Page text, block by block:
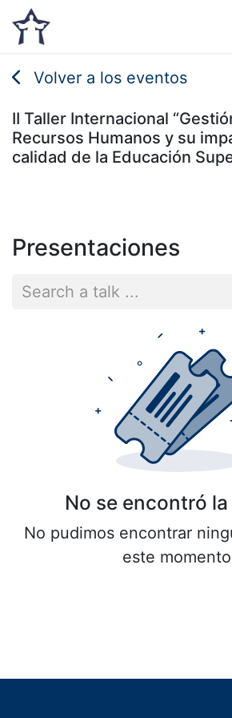
Volver a los eventos
II Taller Internacional
Recursos Humanos y su
calidad de la Educación
Presentaciones
No se encontró
No pudimos encontrar
este